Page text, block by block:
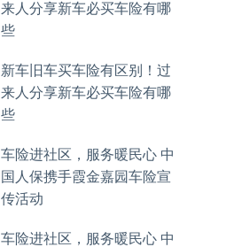
来人分享新车必买车险有哪
些
新车旧车买车险有区别！过
来人分享新车必买车险有哪
些
车险进社区，服务暖民心 中
国人保携手霞金嘉园车险宣
传活动
车险进社区，服务暖民心 中